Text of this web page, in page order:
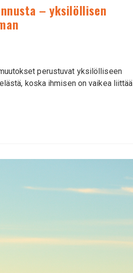
– yksilöllisen
perustuvat yksilölliseen
koska ihmisen on vaikea liittää